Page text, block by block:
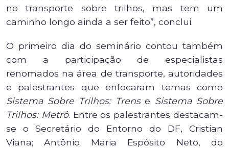
no transporte sobre trilhos, mas tem um
caminho longo ainda a ser feito”, conclui.
O primeiro dia do seminário contou também
com a participação de especialistas
renomados na área de transporte, autoridades
e palestrantes que enfocaram temas como
Sistema Sobre Trilhos: Trense Sistema Sobre
Trilhos: Metrô. Entre os palestrantes destacam-
se o Secretário do Entorno do DF, Cristian
Viana; Antônio Maria Espósito Neto, do